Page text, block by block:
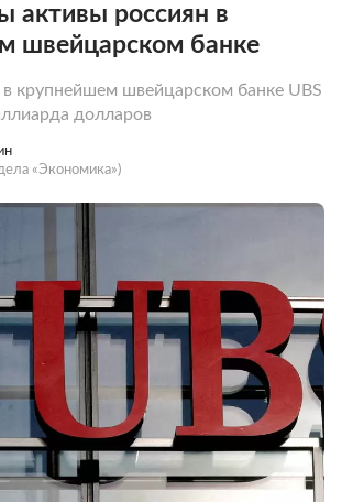
активы россиян в
швейцарском банке
крупнейшем швейцарском банке UBS
долларов
«Экономика»)